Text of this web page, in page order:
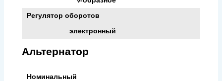
Регулятор оборотов
электронный
Альтернатор
Номинальный